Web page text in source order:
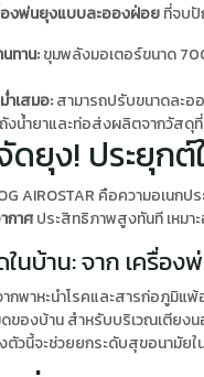
องพ่นยุงแบบละอองฝ่อยที่จบปั
ทาน:ขุมพลังมอเตอร์ขนาด
ำเสมอ:สามารถปรับขนาดละอ
งน้ำยาและท่อส่งผลิตจากวัสดุ
ยุง! ประยุกต์
AIROSTAR คือความอเน
กาศประสิทธิภาพสูงทันที เหมา
ในบ้าน: จาก เครื่อ
พาหะนำโรคและสารก่อภูมิ
ดของบ้าน สำหรับบริเวณเตียง
วนี้จะช่วยยกระดับสุขอนามัย